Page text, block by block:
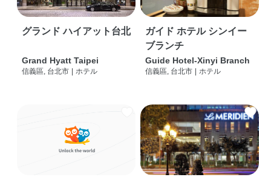
グランド ハイアット台北
Grand Hyatt Taipei
信義區, 台北市 ホテル
ガイド ホテル シンイー
ブランチ
Guide Hotel-Xinyi Branch
信義區, 台北市 ホテル